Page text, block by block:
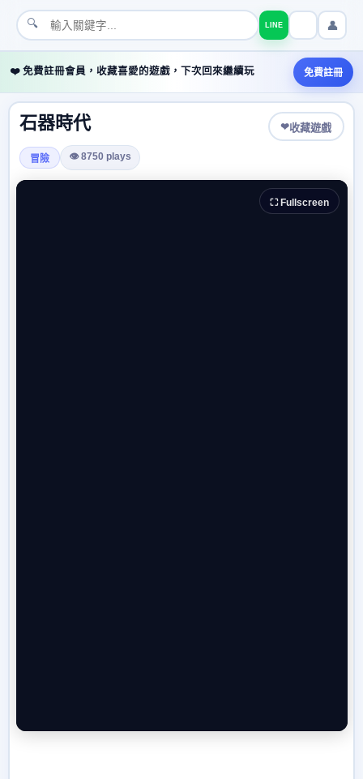
🔍 LINE 👤
❤️ 免費註冊會員，收藏喜愛的遊戲，下次回來繼續玩 免費註冊
石器時代 ❤收藏遊戲
冒險 👁 8750 plays
⛶ Fullscreen